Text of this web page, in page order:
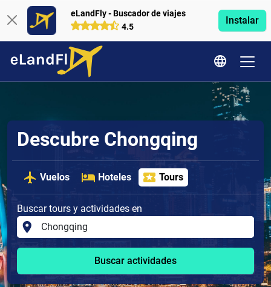
eLandFly - Buscador de viajes
4.5
Instalar
Descubre Chongqing
Vuelos Hoteles Tours
Buscar tours y actividades en
Buscar actividades